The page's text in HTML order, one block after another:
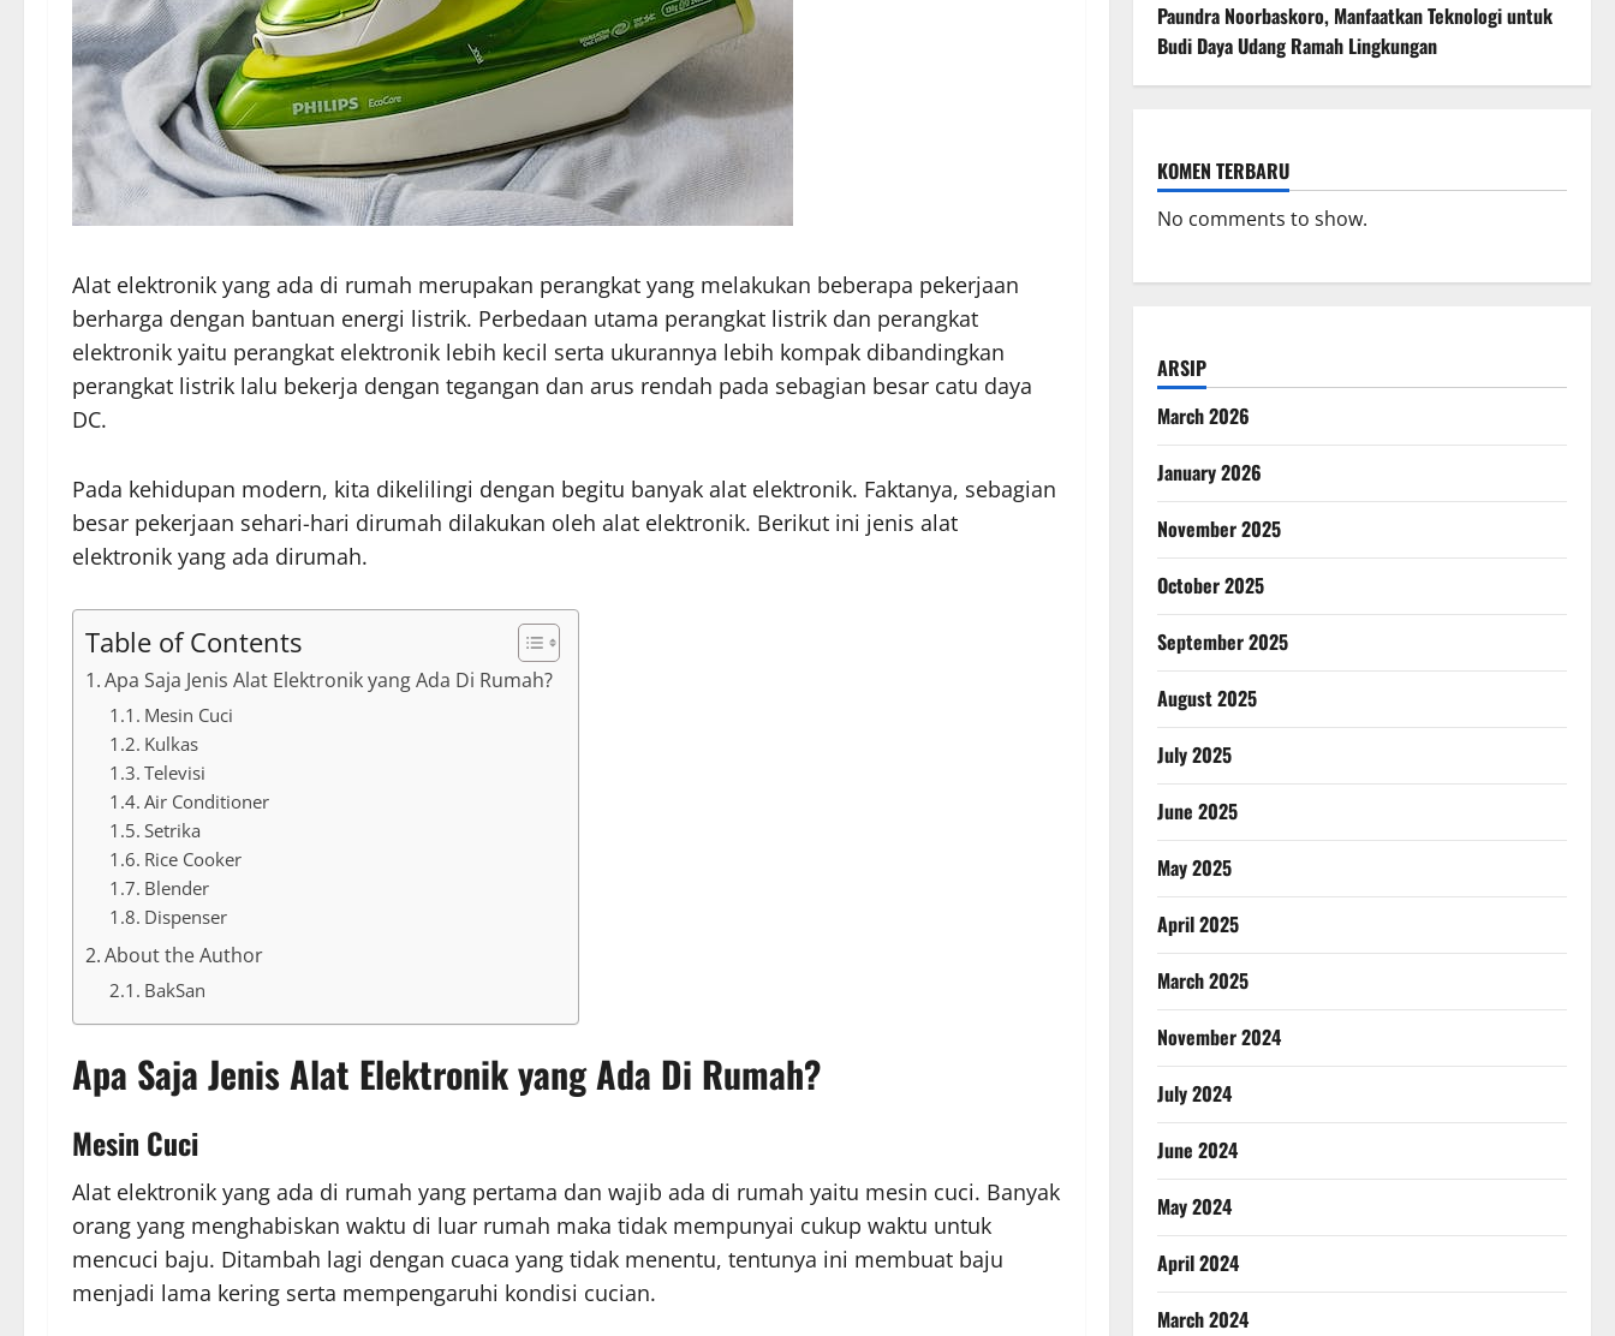
Alat elektronik yang ada di rumah merupakan perangkat yang melakukan beberapa pekerjaan
berharga dengan bantuan energi listrik. Perbedaan utama perangkat listrik dan perangkat
elektronik yaitu perangkat elektronik lebih kecil serta ukurannya lebih kompak dibandingkan
perangkat listrik lalu bekerja dengan tegangan dan arus rendah pada sebagian besar catu daya
DC.
Pada kehidupan modern, kita dikelilingi dengan begitu banyak alat elektronik. Faktanya, sebagian
besar pekerjaan sehari-hari dirumah dilakukan oleh alat elektronik. Berikut ini jenis alat
elektronik yang ada dirumah.
Table of Contents
Apa Saja Jenis Alat Elektronik yang Ada Di Rumah?
Mesin Cuci
Kulkas
Televisi
Air Conditioner
Setrika
Rice Cooker
Blender
Dispenser
About the Author
BakSan
Apa Saja Jenis Alat Elektronik yang Ada Di Rumah?
Mesin Cuci
Alat elektronik yang ada di rumah yang pertama dan wajib ada di rumah yaitu mesin cuci. Banyak
orang yang menghabiskan waktu di luar rumah maka tidak mempunyai cukup waktu untuk
mencuci baju. Ditambah lagi dengan cuaca yang tidak menentu, tentunya ini membuat baju
menjadi lama kering serta mempengaruhi kondisi cucian.
Paundra Noorbaskoro, Manfaatkan Teknologi untuk
Budi Daya Udang Ramah Lingkungan
KOMEN TERBARU
No comments to show.
ARSIP
March 2026
January 2026
November 2025
October 2025
September 2025
August 2025
July 2025
June 2025
May 2025
April 2025
March 2025
November 2024
July 2024
June 2024
May 2024
April 2024
March 2024